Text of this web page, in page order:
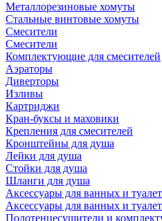
Металлорезиновые хомуты
Стальные винтовые хомуты
Смесители
Смесители
Комплектующие для смесителей
Аэраторы
Диверторы
Изливы
Картриджи
Кран-буксы и маховики
Крепления для смесителей
Кронштейны для душа
Лейки для душа
Стойки для душа
Шланги для душа
Аксессуары для ванных и
Аксессуары для ванных и
Полотенцесушители и